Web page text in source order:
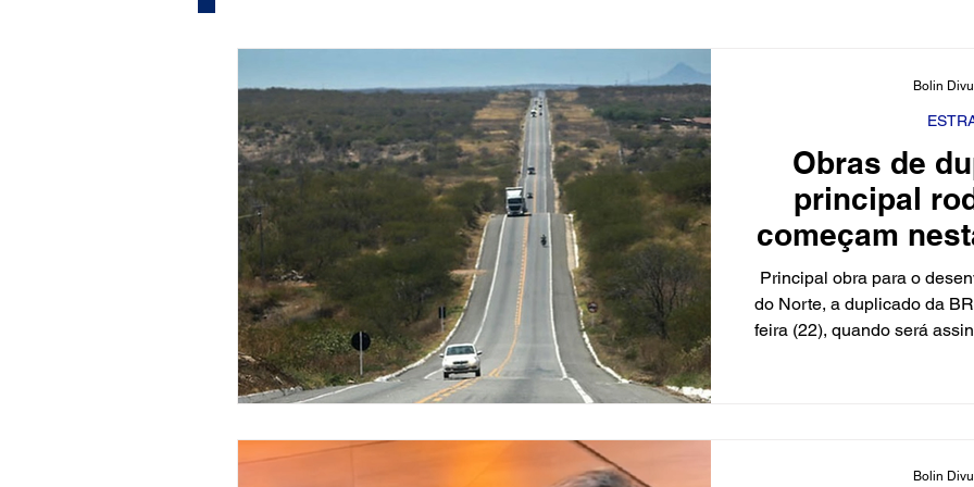
Polícia
Acidente Tecnologia Educação Influencer Artista
Artistas Nota de Esclarecimento Fofocas Redes Sociais Trânsito
Obras de
principal
começam
Principal obra para o
do Norte, a duplicado da
feira (22), quando será
Bolin
Bolin